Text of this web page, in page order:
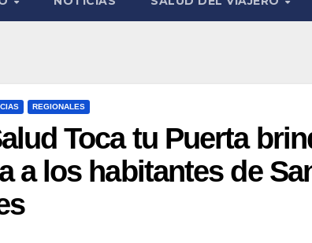
REGIONALES
Toca tu Puerta
a los habitantes de